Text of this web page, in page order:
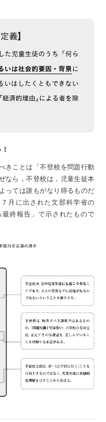
きことは「不登校を問題行動
なら，不登校は，児童生徒本
っては誰もがなり得るものだ
月に出された文部科学省の
最終報告」で示されたもので